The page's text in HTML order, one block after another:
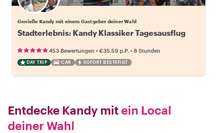
Wähle deinen Lieblingsgastgeber
Genieße Kandy mit einem Gastgeber deiner Wahl
Stadterlebnis: Kandy Klassiker Tagesausflug
453 Bewertungen • €35.59 p.P. • 8 Stunden
DAY TRIP CAR SOFORT BESTÄTIGT
Entdecke Kandy mitein Local
deiner Wahl